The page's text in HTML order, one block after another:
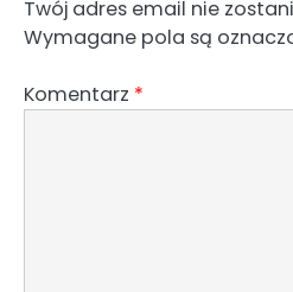
Twój adres email nie
Wymagane pola są
Komentarz *